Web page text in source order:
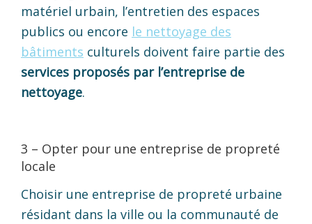
matériel urbain, l’entretien des espaces
publics ou encore le nettoyage des
bâtiments culturels doivent faire partie des
services proposés par l’entreprise de
nettoyage.
3 – Opter pour une entreprise de propreté
locale
Choisir une entreprise de propreté urbaine
résidant dans la ville ou la communauté de